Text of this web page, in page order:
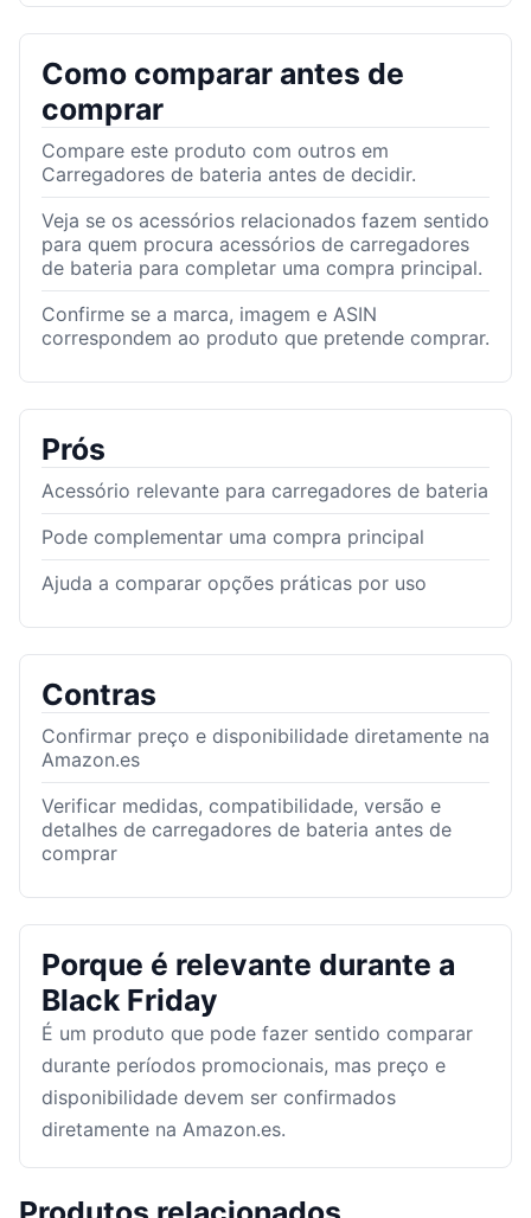
Como comparar antes de
comprar
Compare este produto com outros em
Carregadores de bateria antes de decidir.
Veja se os acessórios relacionados fazem sentido
para quem procura acessórios de carregadores
de bateria para completar uma compra principal.
Confirme se a marca, imagem e ASIN
correspondem ao produto que pretende comprar.
Prós
Acessório relevante para carregadores de bateria
Pode complementar uma compra principal
Ajuda a comparar opções práticas por uso
Contras
Confirmar preço e disponibilidade diretamente na
Amazon.es
Verificar medidas, compatibilidade, versão e
detalhes de carregadores de bateria antes de
comprar
Porque é relevante durante a
Black Friday
É um produto que pode fazer sentido comparar
durante períodos promocionais, mas preço e
disponibilidade devem ser confirmados
diretamente na Amazon.es.